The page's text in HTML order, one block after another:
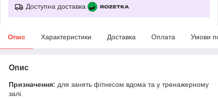
Доступна доставка
Опис Характеристики Доставка Оплата Умови
Опис
Призначення: для занять фітнесом вдома та у тренажерному
залі.